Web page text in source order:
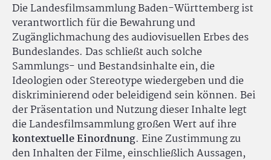
Die Landesfilmsammlung Baden-Württemberg ist
verantwortlich für die Bewahrung und
Zugänglichmachung des audiovisuellen Erbes des
Bundeslandes. Das schließt auch solche
Sammlungs- und Bestandsinhalte ein, die
Ideologien oder Stereotype wiedergeben und die
diskriminierend oder beleidigend sein können. Bei
der Präsentation und Nutzung dieser Inhalte legt
die Landesfilmsammlung großen Wert auf ihre
kontextuelle Einordnung. Eine Zustimmung zu
den Inhalten der Filme, einschließlich Aussagen,